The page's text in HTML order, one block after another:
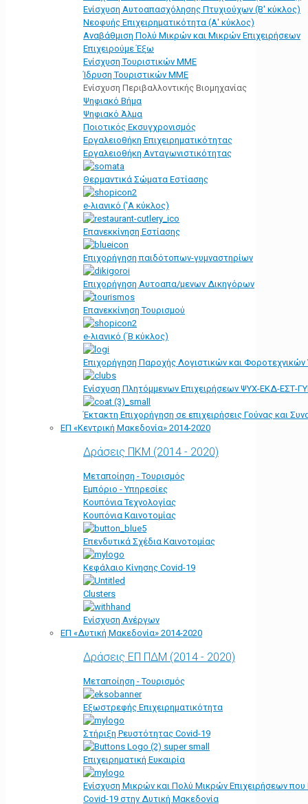
Ενίσχυση Αυτοαπασχόλησης Πτυχιούχων (Β' κύκλος)
Νεοφυής Επιχειρηματικότητα (Α' κύκλος)
Αναβάθμιση Πολύ Μικρών και Μικρών Επιχειρήσεων
Επιχειρούμε Έξω
Ενίσχυση Τουριστικών ΜΜΕ
Ίδρυση Τουριστικών ΜΜΕ
Ενίσχυση Περιβαλλοντικής Βιομηχανίας
Ψηφιακό Βήμα
Ψηφιακό Άλμα
Ποιοτικός Εκσυγχρονισμός
Εργαλειοθήκη Eπιχειρηματικότητας
Εργαλειοθήκη Ανταγωνιστικότητας
Θερμαντικά Σώματα Εστίασης
e-λιανικό ('Α κύκλος)
Επανεκκίνηση Εστίασης
Επιχορήγηση παιδότοπων-γυμναστηρίων
Επιχορήγηση Αυτοαπα/μενων Δικηγόρων
Επανεκκίνηση Τουρισμού
e-λιανικό (΄Β κύκλος)
Επιχορήγηση Παροχής Λογιστικών και
Ενίσχυση Πλητόμμενων Επιχειρήσεων ΨΥΧ-ΕΚΔ-ΕΣΤ-
Έκτακτη Επιχορήγηση σε επιχειρήσεις Γούνας και
ΕΠ «Kεντρική Μακεδονία» 2014-2020
Δράσεις ΠΚΜ (2014 - 2020)
Μεταποίηση - Τουρισμός
Εμπόριο - Υπηρεσίες
Κουπόνια Τεχνολογίας
Κουπόνια Καινοτομίας
Επενδυτικά Σχέδια Καινοτομίας
Κεφάλαιο Κίνησης Covid-19
Clusters
Ενίσχυση Ανέργων
ΕΠ «Δυτική Μακεδονία» 2014-2020
Δράσεις ΕΠ ΠΔΜ (2014 - 2020)
Μεταποίηση - Τουρισμός
Εξωστρεφής Επιχειρηματικότητα
Στήριξη Ρευστότητας Covid-19
Επιχειρηματική Ευκαιρία
Ενίσχυση Μικρών και Πολύ Μικρών Επιχειρήσεων
Covid-19 στην Δυτική Μακεδονία